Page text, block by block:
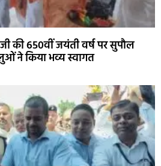
की 650वीं जयंती वर्ष पर सुपौल
ने किया भव्य स्वागत